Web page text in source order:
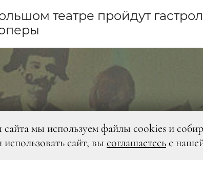
театре пройдут
мы используем файлы cookies и
сайт, вы соглашаетесьс